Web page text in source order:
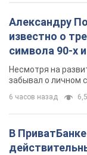
Александру
известно о
символа 90-х
Несмотря на
забывал о личном
6 часов назад
В